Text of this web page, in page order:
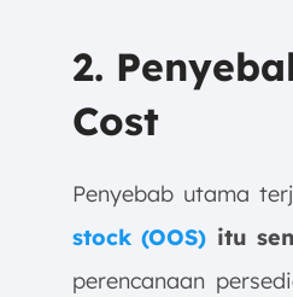
2.
Cost
Penyebab utama
stock (OOS) itu
perencanaan